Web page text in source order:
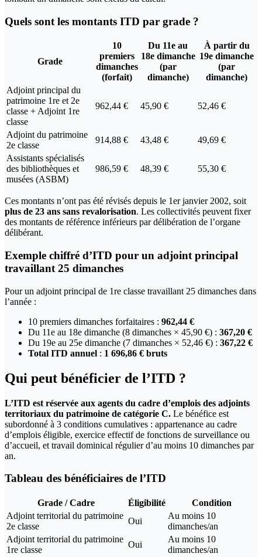
Quels sont les montants ITD par grade ?
Grade
10
premiers
dimanches
(forfait)
Du 11e au
18e dimanche
(par
dimanche)
À partir du
19e dimanche
(par
dimanche)
Adjoint principal du
patrimoine 1re et 2e
classe + Adjoint 1re
classe
962,44 € 45,90 € 52,46 €
Adjoint du patrimoine
2e classe
914,88 € 43,48 €
49,69 €
Assistants spécialisés
des bibliothèques et
musées (ASBM)
986,59 € 48,39 € 55,30 €
Ces montants n’ont pas été révisés depuis le 1er janvier 2002, soit
plus de 23 ans sans revalorisation. Les collectivités peuvent fixer
des montants de référence inférieurs par délibération de l’organe
délibérant.
Exemple chiffré d’ITD pour un adjoint principal
travaillant 25 dimanches
Pour un adjoint principal de 1re classe travaillant 25 dimanches dans
l’année :
10 premiers dimanches forfaitaires : 962,44 €
Du 11e au 18e dimanche (8 dimanches × 45,90 €) : 367,20 €
Du 19e au 25e dimanche (7 dimanches × 52,46 €) : 367,22 €
Total ITD annuel : 1 696,86 € bruts
Qui peut bénéficier de l’ITD ?
L’ITD est réservée aux agents du cadre d’emplois des adjoints
territoriaux du patrimoine de catégorie C. Le bénéfice est
subordonné à 3 conditions cumulatives : appartenance au cadre
d’emplois éligible, exercice effectif de fonctions de surveillance ou
d’accueil, et travail dominical régulier d’au moins 10 dimanches par
an.
Tableau des bénéficiaires de l’ITD
Grade / Cadre Éligibilité
Condition
Adjoint territorial du patrimoine
2e classe
Oui
Au moins 10
dimanches/an
Adjoint territorial du patrimoine
1re classe
Oui
Au moins 10
dimanches/an